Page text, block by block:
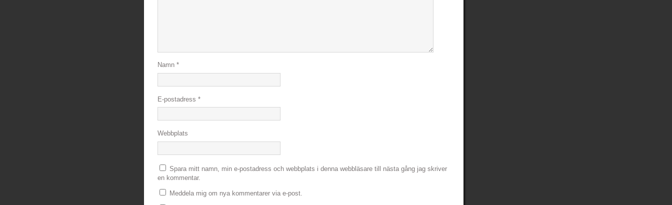
Namn *
E-postadress *
Webbplats
Spara mitt namn, min e-postadress och webbplats i denna webbläsare till nästa gång jag skriver
en kommentar.
Meddela mig om nya kommentarer via e-post.